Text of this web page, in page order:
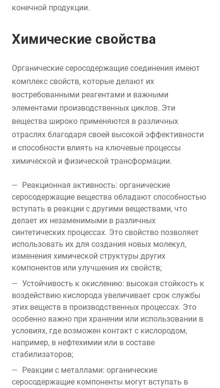
конечной продукции.
Химические свойства
Органические серосодержащие соединения имеют
комплекс свойств, которые делают их
востребованными реагентами и важными
элементами производственных циклов. Эти
вещества широко применяются в различных
отраслях благодаря своей высокой эффективности
и способности влиять на ключевые процессы
химической и физической трансформации.
Реакционная активность: органические
серосодержащие вещества обладают способностью
вступать в реакции с другими веществами, что
делает их незаменимыми в различных
синтетических процессах. Это свойство позволяет
использовать их для создания новых молекул,
изменения химической структуры других
компонентов или улучшения их свойств;
Устойчивость к окислению: высокая стойкость к
воздействию кислорода увеличивает срок службы
этих веществ в производственных процессах. Это
особенно важно при хранении или использовании в
условиях, где возможен контакт с кислородом,
например, в нефтехимии или в составе
стабилизаторов;
Реакции с металлами: органические
серосодержащие компоненты могут вступать в